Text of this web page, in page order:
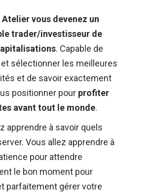
vous devenez un
trader/investisseur de
. Capable de
sélectionner les meilleures
et de savoir exactement
positionner pour profiter
avant tout le monde.
apprendre à savoir quels
Vous allez apprendre à
pour attendre
le bon moment pour
parfaitement gérer votre